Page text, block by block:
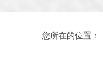
您所在的位置：